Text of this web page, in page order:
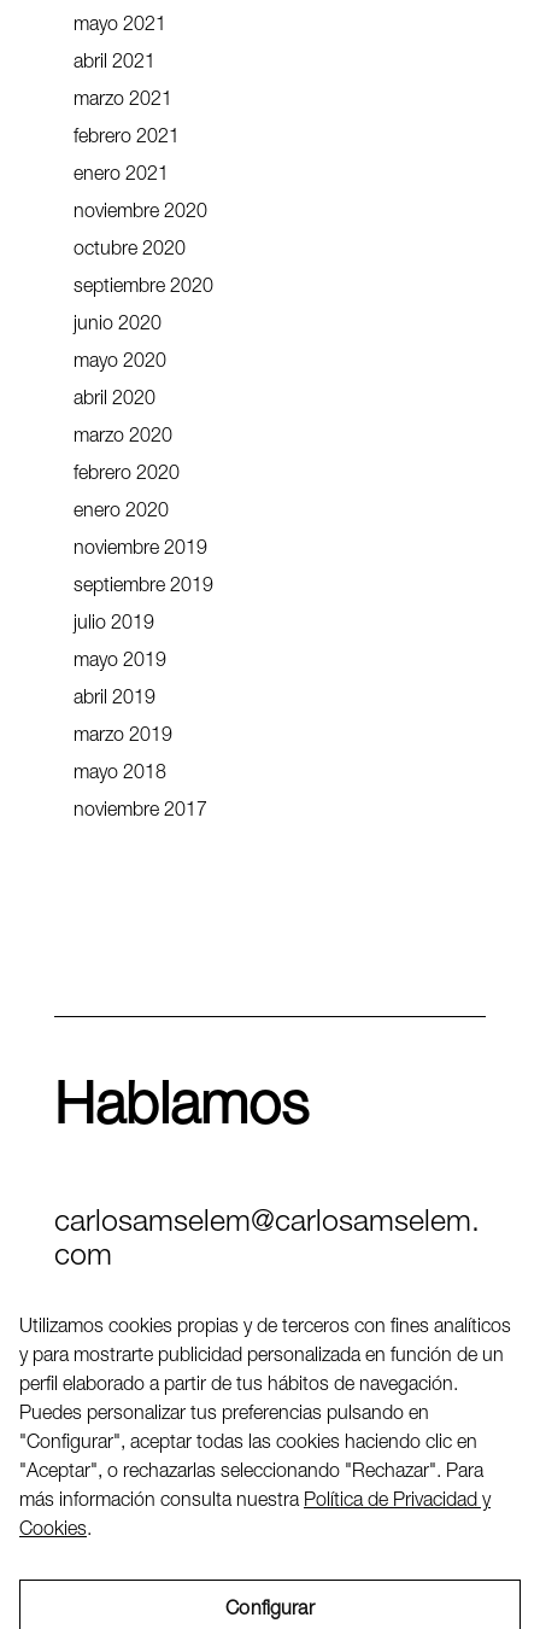
mayo 2021
abril 2021
marzo 2021
febrero 2021
enero 2021
noviembre 2020
octubre 2020
septiembre 2020
junio 2020
mayo 2020
abril 2020
marzo 2020
febrero 2020
enero 2020
noviembre 2019
septiembre 2019
julio 2019
mayo 2019
abril 2019
marzo 2019
mayo 2018
noviembre 2017
Hablamos
carlosamselem@carlosamselem.
com
Twitter
LinkedIN
2026 ©
Utilizamos cookies propias y de terceros con fines analíticos
y para mostrarte publicidad personalizada en función de un
perfil elaborado a partir de tus hábitos de navegación.
Puedes personalizar tus preferencias pulsando en
"Configurar", aceptar todas las cookies haciendo clic en
"Aceptar", o rechazarlas seleccionando "Rechazar". Para
más información consulta nuestra Política de Privacidad y
Cookies.
Configurar